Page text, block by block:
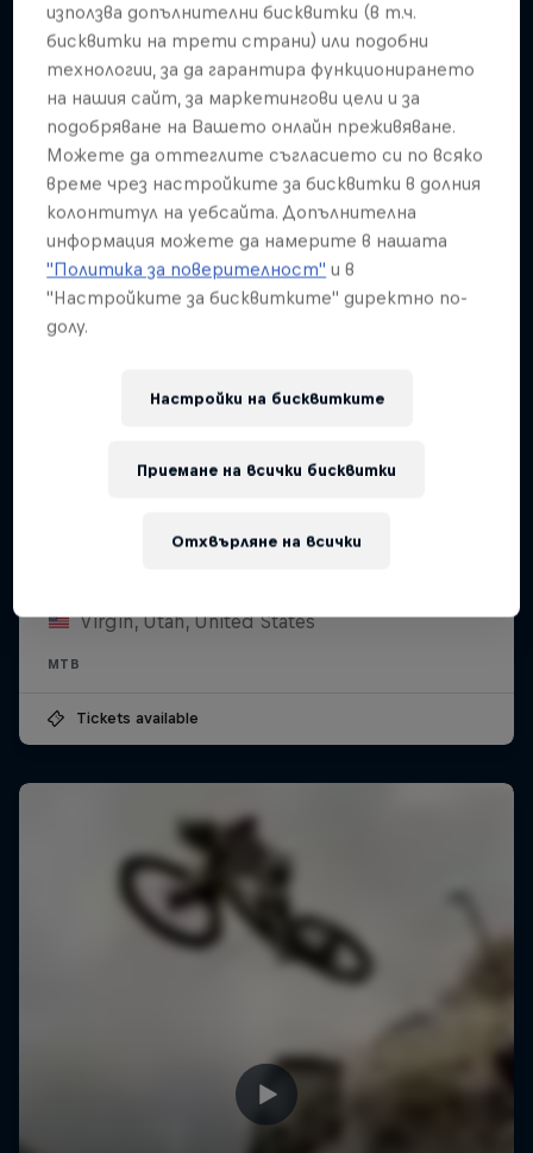
Подобни
Red Bull Rampage
Virgin, Utah, United States
MTB
Tickets available
използва допълнителни бисквитки (в т.ч.
бисквитки на трети страни) или подобни
технологии, за да гарантира функционирането
на нашия сайт, за маркетингови цели и за
подобряване на Вашето онлайн преживяване.
Можете да оттеглите съгласието си по всяко
време чрез настройките за бисквитки в долния
колонтитул на уебсайта. Допълнителна
информация можете да намерите в нашата
"Политика за поверителност" и в
"Настройките за бисквитките" директно по-
долу.
Настройки на бисквитките
Отхвърляне на всички
Приемане на всички бисквитки